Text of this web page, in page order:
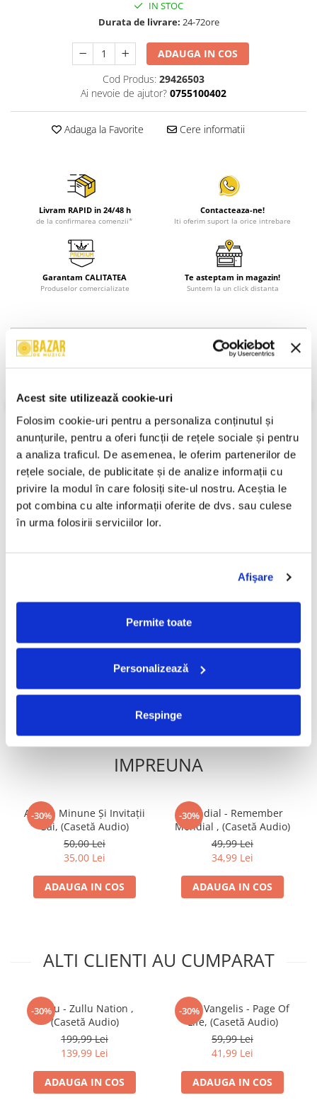
Acest site utilizează cookie-uri
Folosim cookie-uri pentru a personaliza conținutul și
anunțurile, pentru a oferi funcții de rețele sociale și pentru
a analiza traficul. De asemenea, le oferim partenerilor de
rețele sociale, de publicitate și de analize informații cu
privire la modul în care folosiți site-ul nostru. Aceștia le
pot combina cu alte informații oferite de dvs. sau culese
în urma folosirii serviciilor lor.
Afişare
Permite toate
Personalizează
Respinge
IN STOC
Durata de livrare: 24-72ore
ADAUGA IN COS
Cod Produs: 29426503
Ai nevoie de ajutor? 0755100402
Adauga la Favorite Cere informatii
Livram RAPID in 24/48 h
de la confirmarea comenzii*
Contacteaza-ne!
Iti oferim suport la orice intrebare
Garantam CALITATEA
Produselor comercializate
Te asteptam in magazin!
Suntem la un click distanta
Descriere
Stil:Europop
Stare Coperta:Mint (M)
Informatii conformitate produs
Review-uri(0)
(Casetă Audio)
ADAUGA IN COS
(CASETA)
ADAUGA IN COS
FRECVENT CUMPARATE
IMPREUNA
-30%
Adrian Minune Și Invitații
Săi, (Casetă Audio)
50,00 Lei
35,00 Lei
ADAUGA IN COS
-30%
Mondial - Remember
Mondial , (Casetă Audio)
49,99 Lei
34,99 Lei
ADAUGA IN COS
ALTI CLIENTI AU CUMPARAT
-30%
Zullu - Zullu Nation ,
(Casetă Audio)
199,99 Lei
139,99 Lei
ADAUGA IN COS
-30%
Jon & Vangelis - Page Of
Life, (Casetă Audio)
59,99 Lei
41,99 Lei
ADAUGA IN COS